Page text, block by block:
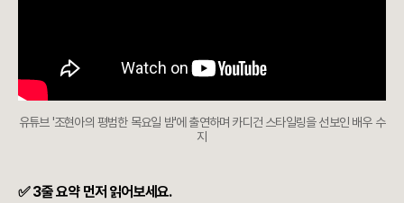
유튜브 '조현아의 평범한 목요일 밤'에 출연하며 카디건 스타일링을 선보인 배우 수
지
✅ 3줄 요약 먼저 읽어보세요.